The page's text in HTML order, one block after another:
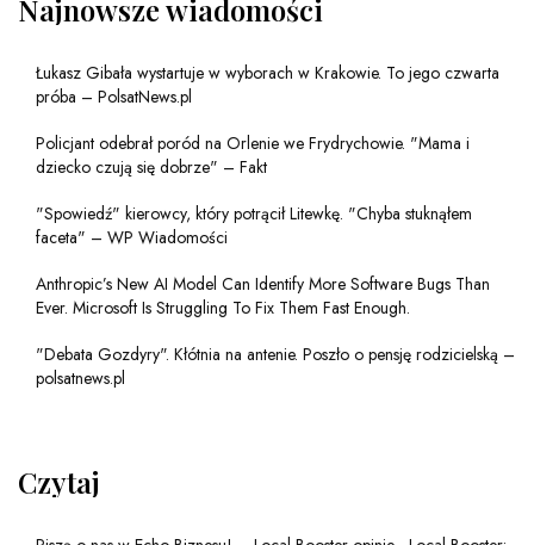
Najnowsze wiadomości
Łukasz Gibała wystartuje w wyborach w Krakowie. To jego czwarta
próba – PolsatNews.pl
Policjant odebrał poród na Orlenie we Frydrychowie. "Mama i
dziecko czują się dobrze" – Fakt
"Spowiedź" kierowcy, który potrącił Litewkę. "Chyba stuknąłem
faceta" – WP Wiadomości
Anthropic’s New AI Model Can Identify More Software Bugs Than
Ever. Microsoft Is Struggling To Fix Them Fast Enough.
"Debata Gozdyry". Kłótnia na antenie. Poszło o pensję rodzicielską –
polsatnews.pl
Czytaj